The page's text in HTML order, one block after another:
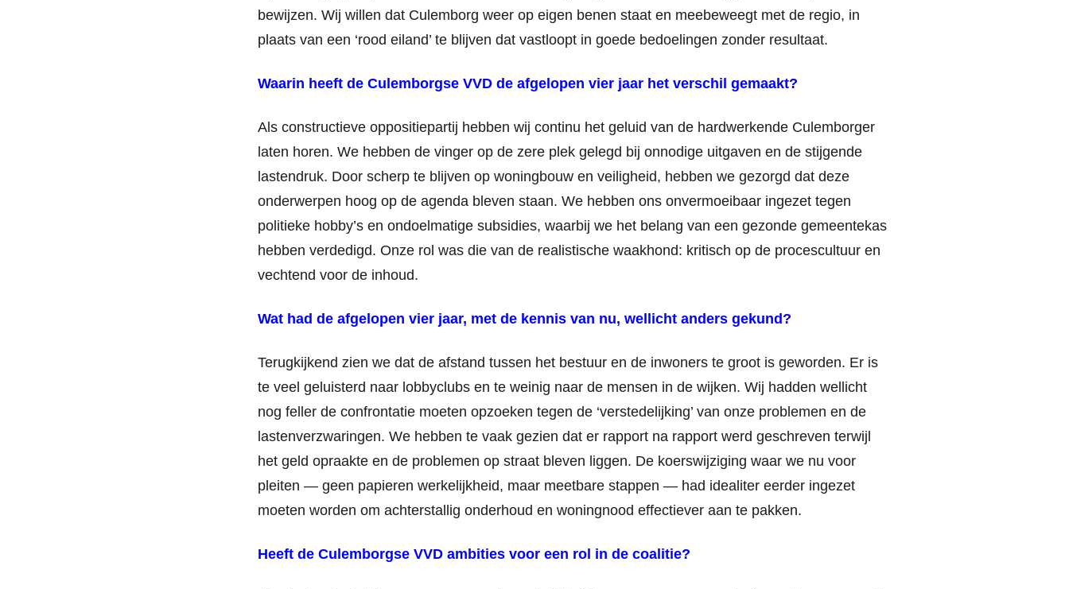
bewijzen. Wij willen dat Culemborg weer op eigen benen staat en meebeweegt met de regio, in
plaats van een ‘rood eiland’ te blijven dat vastloopt in goede bedoelingen zonder resultaat.
Waarin heeft de Culemborgse VVD de afgelopen vier jaar het verschil gemaakt?
Als constructieve oppositiepartij hebben wij continu het geluid van de hardwerkende Culemborger
laten horen. We hebben de vinger op de zere plek gelegd bij onnodige uitgaven en de stijgende
lastendruk. Door scherp te blijven op woningbouw en veiligheid, hebben we gezorgd dat deze
onderwerpen hoog op de agenda bleven staan. We hebben ons onvermoeibaar ingezet tegen
politieke hobby’s en ondoelmatige subsidies, waarbij we het belang van een gezonde gemeentekas
hebben verdedigd. Onze rol was die van de realistische waakhond: kritisch op de procescultuur en
vechtend voor de inhoud.
Wat had de afgelopen vier jaar, met de kennis van nu, wellicht anders gekund?
Terugkijkend zien we dat de afstand tussen het bestuur en de inwoners te groot is geworden. Er is
te veel geluisterd naar lobbyclubs en te weinig naar de mensen in de wijken. Wij hadden wellicht
nog feller de confrontatie moeten opzoeken tegen de ‘verstedelijking’ van onze problemen en de
lastenverzwaringen. We hebben te vaak gezien dat er rapport na rapport werd geschreven terwijl
het geld opraakte en de problemen op straat bleven liggen. De koerswijziging waar we nu voor
pleiten — geen papieren werkelijkheid, maar meetbare stappen — had idealiter eerder ingezet
moeten worden om achterstallig onderhoud en woningnood effectiever aan te pakken.
Heeft de Culemborgse VVD ambities voor een rol in de coalitie?